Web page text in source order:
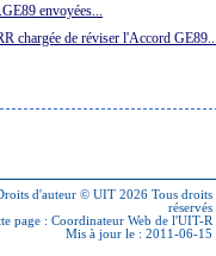
envoyées...
chargée de réviser l'Accord
d'auteur © UIT 2026 Tous droits
réservés
page : Coordinateur Web de l'UIT-R
Mis à jour le : 2011-06-15